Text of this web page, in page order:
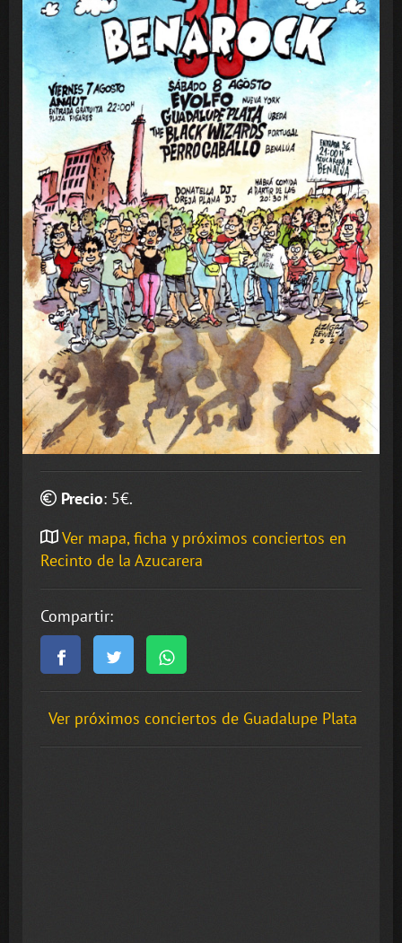
Precio: 5€.
Ver mapa, ficha y próximos conciertos en
Recinto de la Azucarera
Compartir:
Ver próximos conciertos de Guadalupe Plata